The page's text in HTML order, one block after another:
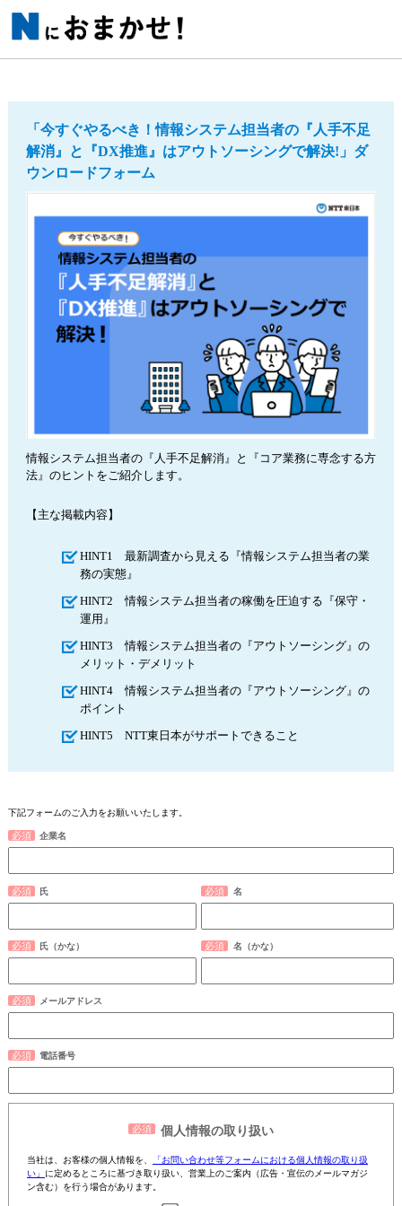
「今すぐやるべき！情報システム担当者の『人手不足
解消』と『DX推進』はアウトソーシングで解決!」ダ
ウンロードフォーム
情報システム担当者の『人手不足解消』と『コア業務に専念する方
法』のヒントをご紹介します。
【主な掲載内容】
HINT1 最新調査から見える『情報システム担当者の業
務の実態』
HINT2 情報システム担当者の稼働を圧迫する『保守・
運用』
HINT3 情報システム担当者の『アウトソーシング』の
メリット・デメリット
HINT4 情報システム担当者の『アウトソーシング』の
ポイント
HINT5 NTT東日本がサポートできること
下記フォームのご入力をお願いいたします。
企業名
氏 名
氏（かな） 名（かな）
メールアドレス
電話番号
個人情報の取り扱い
当社は、お客様の個人情報を、
「お問い合わせ等フォームにおける個人情報の取り扱
い」 に定めるところに基づき取り扱い、営業上のご案内（広告・宣伝のメールマガジ
ン含む）を行う場合があります。